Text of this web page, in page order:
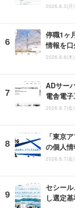
2026.8.3(月
停職1ヶ
情報を
2026.8.6(木
ADサー
電舎電
2026.8.7(金
「東京
の個人
2026.8.7(金
セシー
し選定